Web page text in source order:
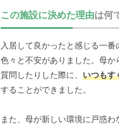
外観: 南欧の
この施設に決めた理由は何
入居して良かったと感じる一
色々と不安がありました。母
質問したりした際に、 いつもす
することができました。
また、母が新しい環境に戸惑